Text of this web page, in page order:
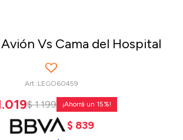
Vs Cama del Hospital
LEGO60459
$ 1.199 15
$ 839